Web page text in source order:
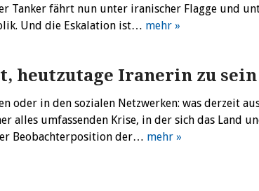
Tanker fährt nun unter iranischer Flagge und
Und die Eskalation ist… mehr »
heutzutage Iranerin zu sein
oder in den sozialen Netzwerken: was derzeit
alles umfassenden Krise, in der sich das Land
Beobachterposition der… mehr »